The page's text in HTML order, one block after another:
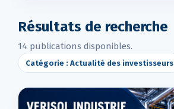
Résultats de recherche
14 publications disponibles.
Catégorie : Actualité des investisseurs